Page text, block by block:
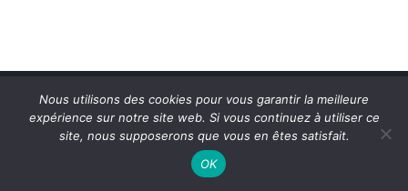
Particuliers
Nous utilisons des cookies pour vous garantir la meilleure
expérience sur notre site web. Si vous continuez à utiliser ce
site, nous supposerons que vous en êtes satisfait.
OK